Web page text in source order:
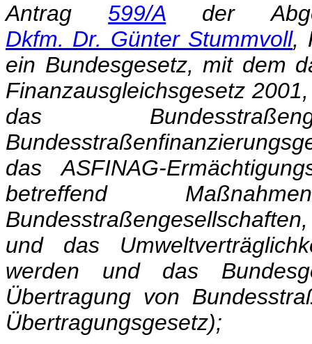
Antrag 599/A der
Dkfm. Dr. Günter Stummvoll,
ein Bundesgesetz, mit dem
Finanzausgleichsgesetz
das
das ASFINAG-
betreffend
und das
werden und das
Übertragung von
Übertragungsgesetz);